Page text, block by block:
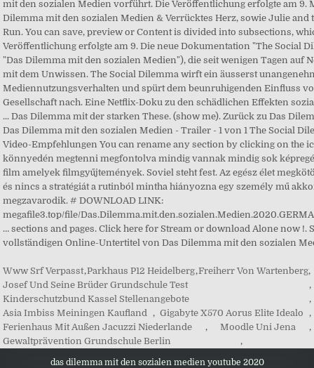
Www Srf Verpasst,Parkhaus P12 Heidelberg,Freiherr Von Wartenberg,
Josef Und Seine Brüder Grundschule Test
,
Kinderschutzbund Kassel Stellenangebote
,
Asia Imbiss Meiningen Kaufland , Gigabyte X570 Aorus Elite Idealo
,
Ferienhaus Mit Außen Jacuzzi Niederlande
, Moodle Uni Jena
,
Gewaltprävention Grundschule Berlin
,
das dilemma mit den sozialen medien youtube 2020